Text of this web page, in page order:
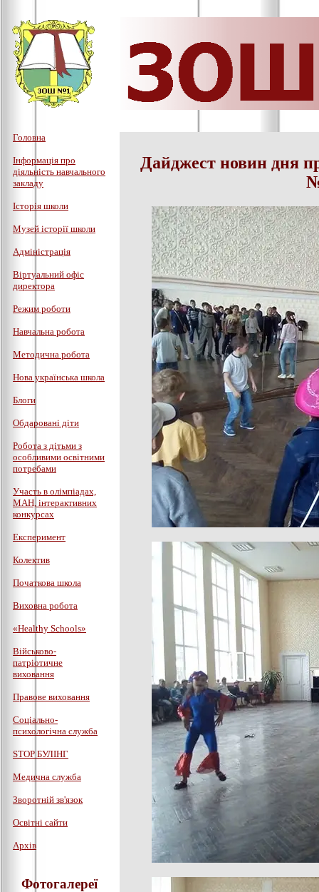
Головна
Інформація про
діяльність навчального
закладу
Історія школи
Музей історії школи
Адміністрація
Віртуальний офіс
директора
Режим роботи
Навчальна робота
Методична робота
Нова українська школа
Блоги
Обдаровані діти
Робота з дітьми з
особливими освітними
потребами
Участь в олімпіадах,
МАН, інтерактивних
конкурсах
Експеримент
Колектив
Початкова школа
Виховна робота
«Healthy Schools»
Військово-
патріотичне
виховання
Правове виховання
Соціально-
психологічна служба
STOP БУЛІНГ
Медична служба
Зворотній зв'язок
Освітні сайти
Архів
Фотогалереї
Дайджест новин дня